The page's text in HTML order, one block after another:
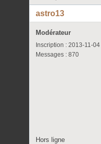
astro13
Modérateur
Inscription : 2013-11-04
Messages : 870
Hors ligne